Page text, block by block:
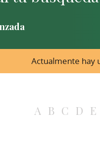
Actualmente hay
A B C D E